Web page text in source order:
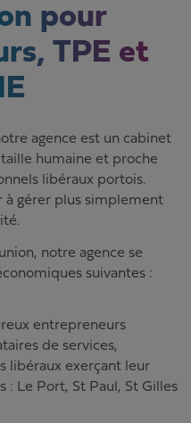
pour
TPE et
agence est un cabinet
humaine et proche
libéraux portois.
à gérer plus simplement
notre agence se
suivantes :
entrepreneurs
de services,
libéraux exerçant leur
: Le Port, St Paul, St Gilles